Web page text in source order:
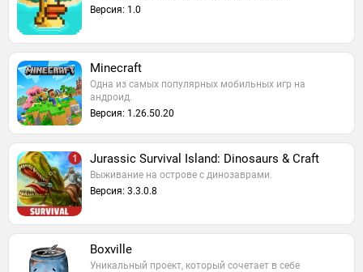
Версия: 1.0
Minecraft
Одна из самых популярных мобильных игр на
андроид.
Версия: 1.26.50.20
Jurassic Survival Island: Dinosaurs & Craft
Выживание на острове с динозаврами.
Версия: 3.3.0.8
Boxville
Уникальный проект, который сочетает в себе